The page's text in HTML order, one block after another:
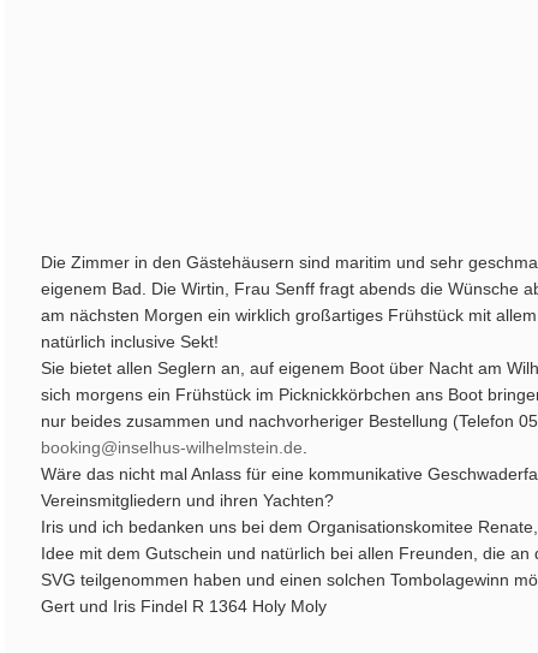
Die Zimmer in den Gästehäusern sind maritim und sehr
eigenem Bad. Die Wirtin, Frau Senff fragt abends die Wünsche
am nächsten Morgen ein wirklich großartiges Frühstück mit
natürlich inclusive Sekt!
Sie bietet allen Seglern an, auf eigenem Boot über Nacht am
sich morgens ein Frühstück im Picknickkörbchen ans Boot
nur beides zusammen und nachvorheriger Bestellung (Telefon
booking@inselhus-wilhelmstein.de
Wäre das nicht mal Anlass für eine kommunikative
Vereinsmitgliedern und ihren Yachten?
Iris und ich bedanken uns bei dem Organisationskomitee
Idee mit dem Gutschein und natürlich bei allen Freunden, die
SVG teilgenommen haben und einen solchen Tombolagewinn
Gert und Iris Findel R 1364 Holy Moly